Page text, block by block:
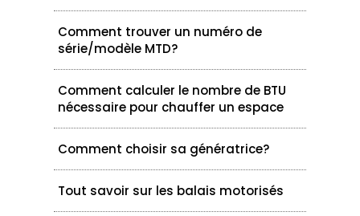
Comment trouver un numéro de
série/modèle MTD?
Comment calculer le nombre de BTU
nécessaire pour chauffer un espace
Comment choisir sa génératrice?
Tout savoir sur les balais motorisés